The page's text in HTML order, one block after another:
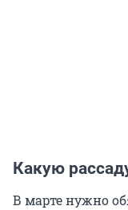
Какую
В марте нужно